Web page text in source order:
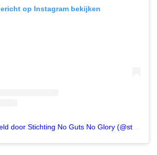
op Instagram bekijken